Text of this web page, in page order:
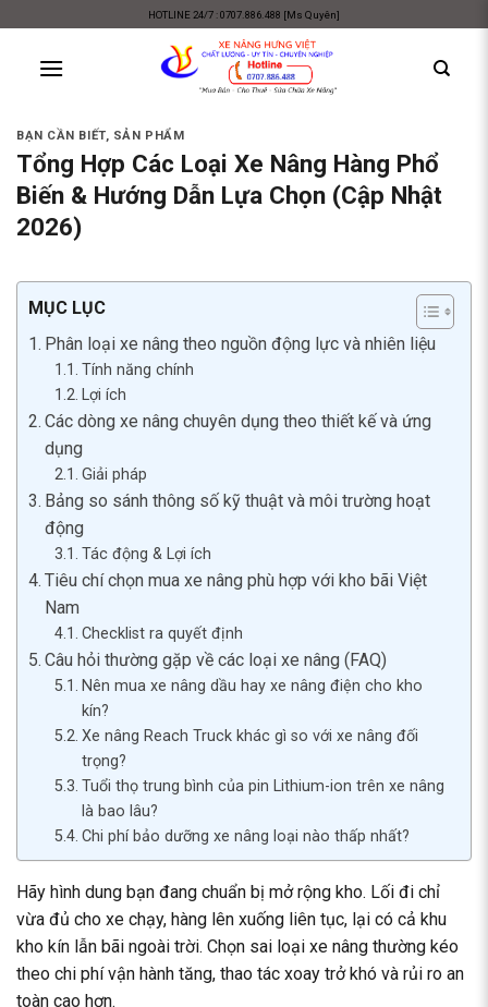
content
HOTLINE 24/7 : 0707.886.488 [Ms Quyên]
BẠN CẦN BIẾT, SẢN PHẨM
Tổng Hợp Các Loại Xe Nâng Hàng Phổ
Biến & Hướng Dẫn Lựa Chọn (Cập Nhật
2026)
MỤC LỤC
Phân loại xe nâng theo nguồn động lực và nhiên liệu
Tính năng chính
Lợi ích
Các dòng xe nâng chuyên dụng theo thiết kế và ứng
dụng
Giải pháp
Bảng so sánh thông số kỹ thuật và môi trường hoạt
động
Tác động & Lợi ích
Tiêu chí chọn mua xe nâng phù hợp với kho bãi Việt
Nam
Checklist ra quyết định
Câu hỏi thường gặp về các loại xe nâng (FAQ)
Nên mua xe nâng dầu hay xe nâng điện cho kho
kín?
Xe nâng Reach Truck khác gì so với xe nâng đối
trọng?
Tuổi thọ trung bình của pin Lithium-ion trên xe nâng
là bao lâu?
Chi phí bảo dưỡng xe nâng loại nào thấp nhất?
Hãy hình dung bạn đang chuẩn bị mở rộng kho. Lối đi chỉ
vừa đủ cho xe chạy, hàng lên xuống liên tục, lại có cả khu
kho kín lẫn bãi ngoài trời. Chọn sai loại xe nâng thường kéo
theo chi phí vận hành tăng, thao tác xoay trở khó và rủi ro an
toàn cao hơn.